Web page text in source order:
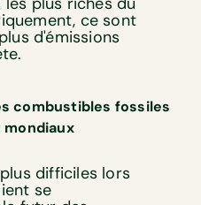
ce sont
d'émissions
combustibles fossiles
difficiles lors
se